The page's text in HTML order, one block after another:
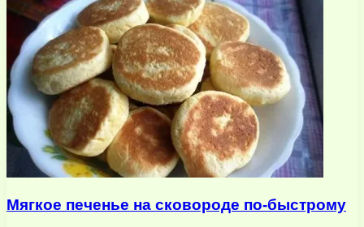
Мягкое печенье на сковороде по-быстрому